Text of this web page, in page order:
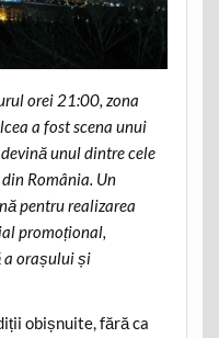
orei 21:00, zona
a fost scena unui
unul dintre cele
România. Un
pentru realizarea
promoțional,
a orașului și
obișnuite, fără ca